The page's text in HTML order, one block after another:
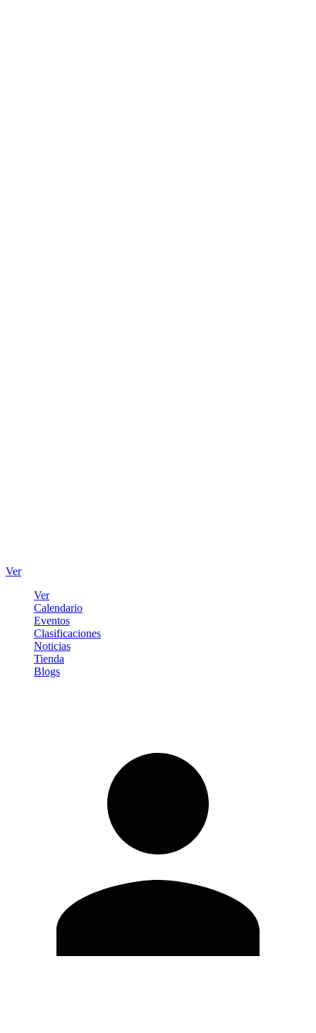
Ver
Ver
Calendario
Eventos
Clasificaciones
Noticias
Tienda
Blogs